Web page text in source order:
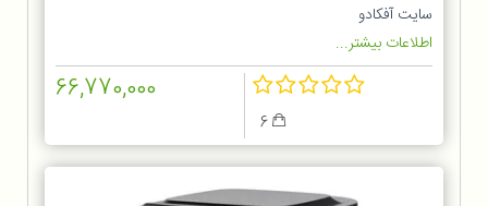
سایت آفکادو
اطلاعات بیشتر...
66,770,000